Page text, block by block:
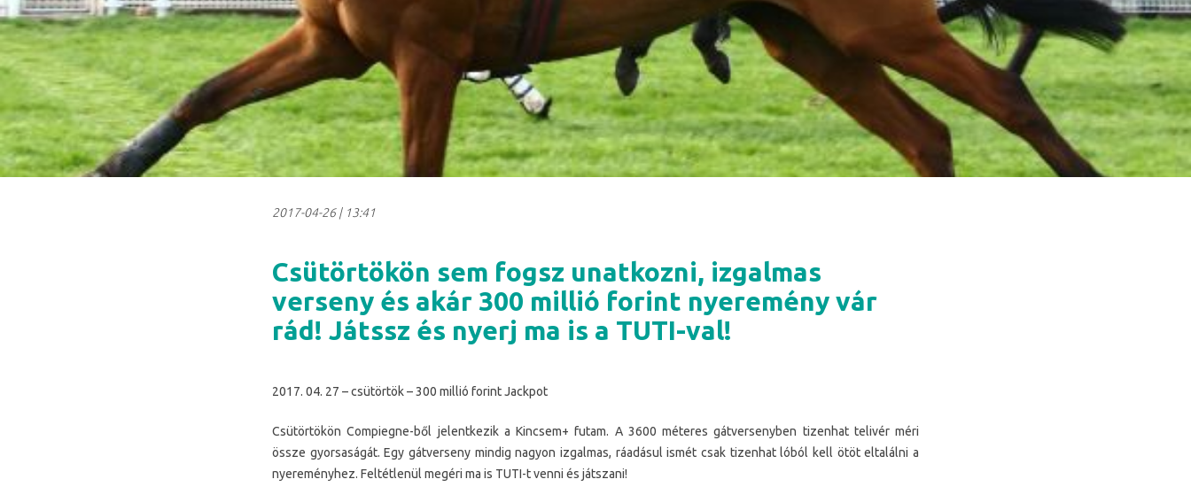
2017-04-26| 13:41
Csütörtökön sem fogsz unatkozni, izgalmas
verseny és akár 300 millió forint nyeremény vár
rád! Játssz és nyerj ma is a TUTI-val!
2017. 04. 27 – csütörtök – 300 millió forint Jackpot
Csütörtökön Compiegne-ből jelentkezik a Kincsem+ futam. A 3600 méteres gátversenyben tizenhat telivér méri
össze gyorsaságát. Egy gátverseny mindig nagyon izgalmas, ráadásul ismét csak tizenhat lóból kell ötöt eltalálni a
nyereményhez. Feltétlenül megéri ma is TUTI-t venni és játszani!